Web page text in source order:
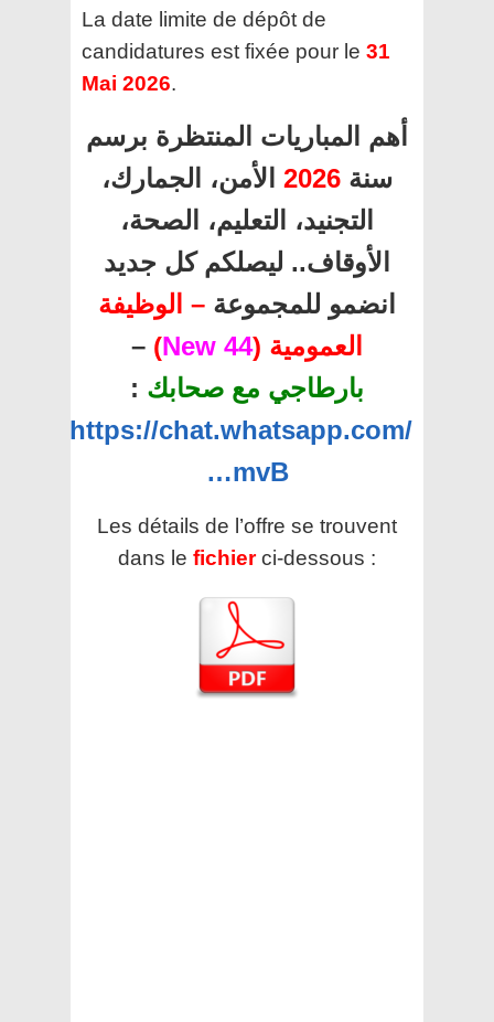
La date limite de dépôt de
candidatures est fixée pour le 31
Mai 2026.
أهم المباريات المنتظرة برسم
سنة 2026 الأمن، الجمارك،
التجنيد، التعليم، الصحة،
الأوقاف.. ليصلكم كل جديد
انضمو للمجموعة – الوظيفة
العمومية (44 New
)
–
بارطاجي مع صحابك :
https://chat.whatsapp.com/
…mvB
Les détails de l’offre se trouvent
dans le fichier ci-dessous :